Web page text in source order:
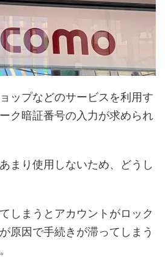
ップなどのサービスを利用す
ク暗証番号の入力が求められ
まり使用しないため、どうし
しまうとアカウントがロック
原因で手続きが滞ってしまう